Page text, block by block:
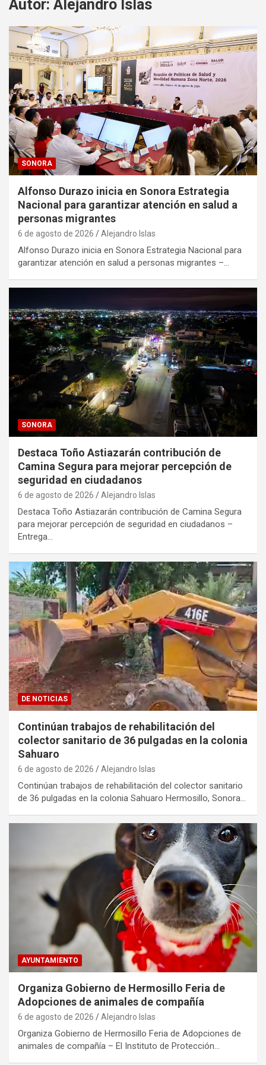
Autor: Alejandro Islas
SONORA
Alfonso Durazo inicia en Sonora Estrategia
Nacional para garantizar atención en salud a
personas migrantes
6 de agosto de 2026 Alejandro Islas
Alfonso Durazo inicia en Sonora Estrategia Nacional para
garantizar atención en salud a personas migrantes –…
SONORA
Destaca Toño Astiazarán contribución de
Camina Segura para mejorar percepción de
seguridad en ciudadanos
6 de agosto de 2026 Alejandro Islas
Destaca Toño Astiazarán contribución de Camina Segura
para mejorar percepción de seguridad en ciudadanos –
Entrega…
DE NOTICIAS
Continúan trabajos de rehabilitación del
colector sanitario de 36 pulgadas en la colonia
Sahuaro
6 de agosto de 2026 Alejandro Islas
Continúan trabajos de rehabilitación del colector sanitario
de 36 pulgadas en la colonia Sahuaro Hermosillo, Sonora…
AYUNTAMIENTO
Organiza Gobierno de Hermosillo Feria de
Adopciones de animales de compañía
6 de agosto de 2026 Alejandro Islas
Organiza Gobierno de Hermosillo Feria de Adopciones de
animales de compañía – El Instituto de Protección…